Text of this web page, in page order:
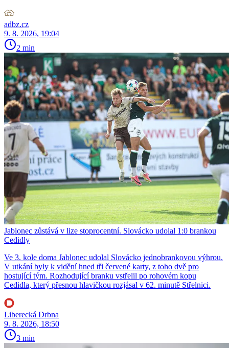
adbz.cz
9. 8. 2026, 19:04
2 min
Jablonec zůstává v lize stoprocentní. Slovácko udolal 1:0 brankou
Cedidly
Ve 3. kole doma Jablonec udolal Slovácko jednobrankovou výhrou.
V utkání byly k vidění hned tři červené karty, z toho dvě pro
hostující tým. Rozhodující branku vstřelil po rohovém kopu
Cedidla, který přesnou hlavičkou rozjásal v 62. minutě Střelnici.
Liberecká Drbna
9. 8. 2026, 18:50
3 min